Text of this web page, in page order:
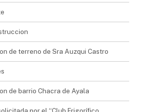
de terreno de Sra Auzqui Castro
de barrio Chacra de Ayala
por el “Club Frigorífico